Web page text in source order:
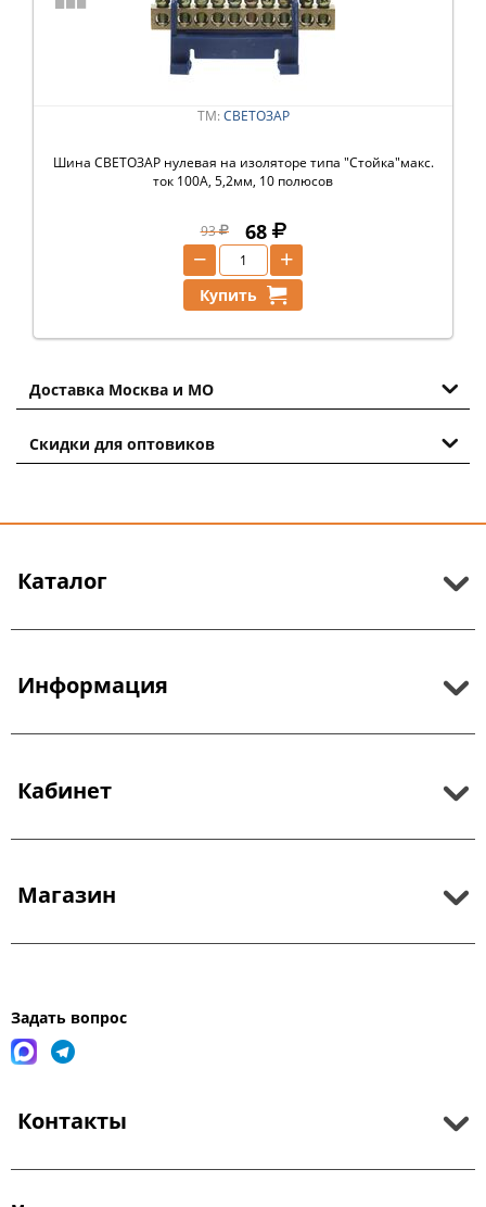
ТМ: СВЕТОЗАР
Шина СВЕТОЗАР нулевая на изоляторе типа ″Стойка″макс.
ток 100А, 5,2мм, 10 полюсов
93 68
+
−
Купить
Доставка Москва и МО
Скидки для оптовиков
Каталог
Информация
Кабинет
Магазин
Задать вопрос
Контакты